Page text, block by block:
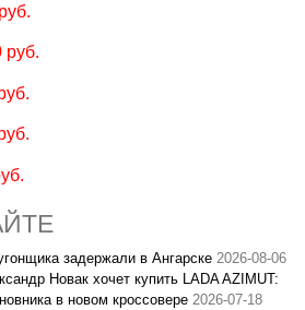
руб.
задержали в Ангарске 2026-08-06
Новак хочет купить LADA AZIMUT:
в новом кроссовере 2026-07-18